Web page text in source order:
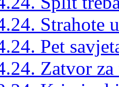
Strahote
Pet
Zatvor